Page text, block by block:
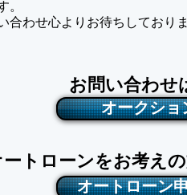
。
合わせ心よりお待ちしておりま
お問い合わせ
オークショ
ートローンをお考え
オートローン